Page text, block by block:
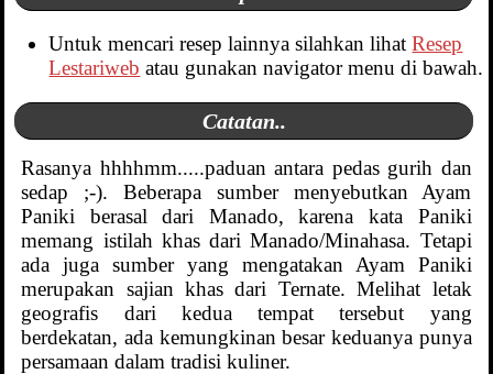
Untuk mencari resep lainnya silahkan lihatResep
Lestariweb atau gunakan navigator menu di bawah.
Catatan..
Rasanya hhhhmm.....paduan antara pedas gurih dan
sedap ;-). Beberapa sumber menyebutkan Ayam
Paniki berasal dari Manado, karena kata Paniki
memang istilah khas dari Manado/Minahasa. Tetapi
ada juga sumber yang mengatakan Ayam Paniki
merupakan sajian khas dari Ternate. Melihat letak
geografis dari kedua tempat tersebut yang
berdekatan, ada kemungkinan besar keduanya punya
persamaan dalam tradisi kuliner.